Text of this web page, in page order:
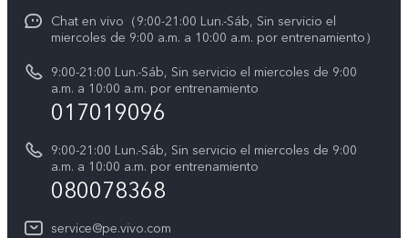
Manual del usuario
Progreso de la reparación
Instrucciones de la garantía de vivo
Declaración de privacidad de vivo
Acerca de nosotros
Centro de privacidad de vivo
Chat en vivo（9:00-21:00 Lun.-Sáb, Sin servicio el
miercoles de 9:00 a.m. a 10:00 a.m. por entrenamiento）
9:00-21:00 Lun.-Sáb, Sin servicio el miercoles de 9:00
a.m. a 10:00 a.m. por entrenamiento
017019096
9:00-21:00 Lun.-Sáb, Sin servicio el miercoles de 9:00
a.m. a 10:00 a.m. por entrenamiento
080078368
service@pe.vivo.com